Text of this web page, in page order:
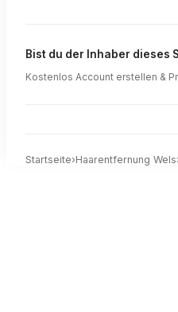
Bist du der Inhaber dieses
Kostenlos Account erstellen &
Startseite›Haarentfernung Wels